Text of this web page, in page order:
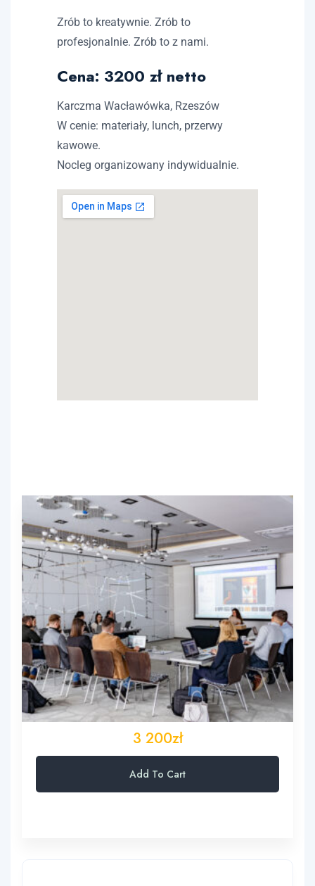
Zrób to kreatywnie. Zrób to
profesjonalnie. Zrób to z nami.
Cena: 3200 zł netto
Karczma Wacławówka, Rzeszów
W cenie: materiały, lunch, przerwy
kawowe.
Nocleg organizowany indywidualnie.
3 200zł
Add To Cart